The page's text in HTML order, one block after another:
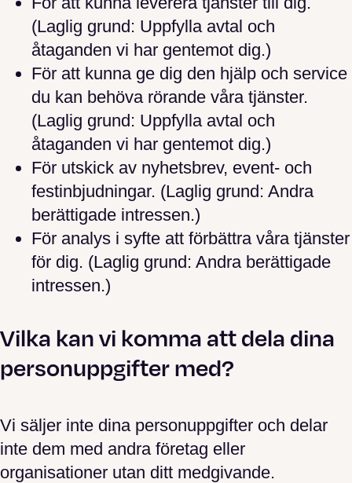
(Laglig grund: Uppfylla avtal och
åtaganden vi har gentemot dig.)
För att kunna ge dig den hjälp och service
du kan behöva rörande våra tjänster.
(Laglig grund: Uppfylla avtal och
åtaganden vi har gentemot dig.)
För utskick av nyhetsbrev, event- och
festinbjudningar. (Laglig grund: Andra
berättigade intressen.)
För analys i syfte att förbättra våra tjänster
för dig. (Laglig grund: Andra berättigade
intressen.)
Vilka kan vi komma att dela dina
personuppgifter med?
Vi säljer inte dina personuppgifter och delar
inte dem med andra företag eller
organisationer utan ditt medgivande.